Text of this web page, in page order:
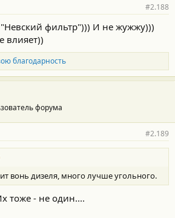
#2.188
фильтр"))) И не жужжу)))
влияет))
благодарность
форума
#2.189
вонь дизеля, много лучше угольного.
тоже - не один....